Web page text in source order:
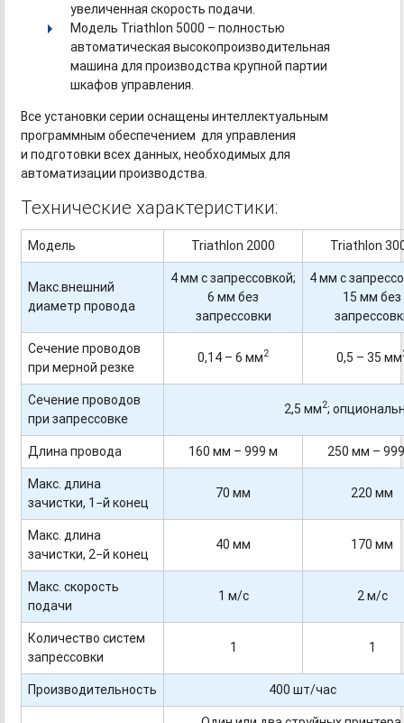
увеличенная скорость подачи.
Модель Triathlon 5000 – полностью
автоматическая высокопроизводительная
машина для производства крупной партии
шкафов управления.
Все установки серии оснащены интеллектуальным
программным обеспечением для управления
и подготовки всех данных, необходимых для
автоматизации производства.
Технические характеристики:
Модель Triathlon 2000 Triathlon
Макс.внешний
диаметр провода
4 мм с запрессовкой;
6 мм без
запрессовки
4 мм с
15 мм без
Сечение проводов
при мерной резке
0,14 – 6 мм2 0,5 – 35 мм
Сечение проводов
при запрессовке
2,5 мм2;
Длина провода 160 мм – 999 м
250 мм –
Макс. длина
зачистки, 1−й конец
70 мм 220 мм
Макс. длина
зачистки, 2−й конец
40 мм 170 мм
Макс. скорость
подачи
1 м/с 2 м/с
Количество систем
запрессовки
1 1
Производительность 400 шт/час